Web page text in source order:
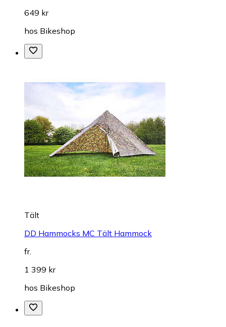
649 kr
hos Bikeshop
Tält
DD Hammocks MC Tält Hammock
fr.
1 399 kr
hos Bikeshop